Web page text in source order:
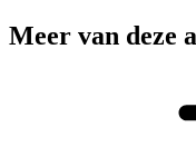
Meer van deze